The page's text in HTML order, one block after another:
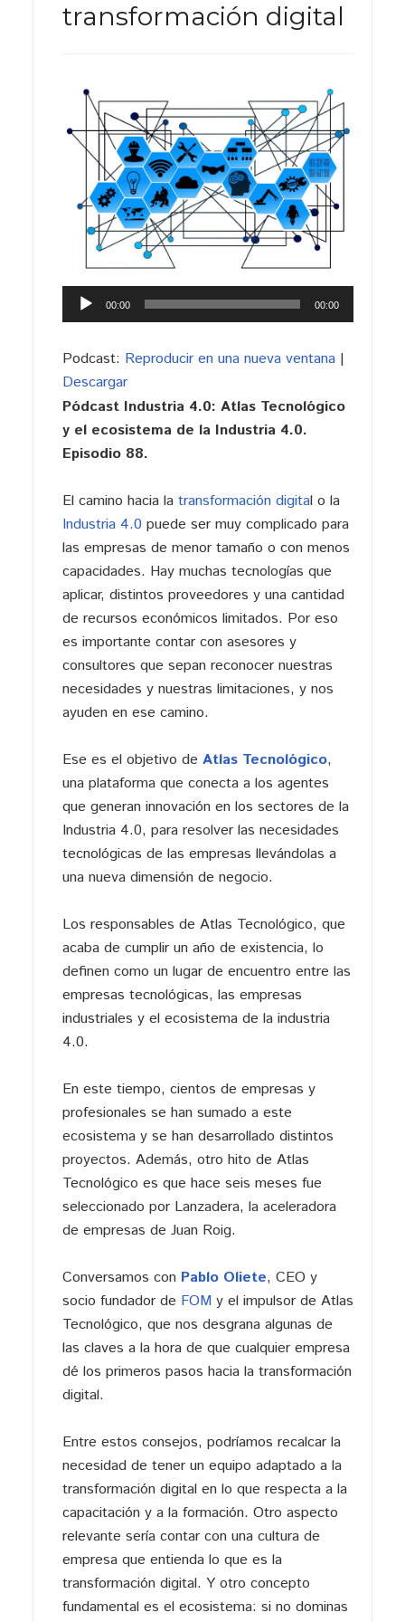
transformación digital
Reproductor
de
00:00 00:00
Podcast: Reproducir en una nueva ventana|
Descargar
Pódcast Industria 4.0: Atlas Tecnológico
y el ecosistema de la Industria 4.0.
Episodio 88.
El camino hacia la transformación digital o la
Industria 4.0puede ser muy complicado para
las empresas de menor tamaño o con menos
capacidades. Hay muchas tecnologías que
aplicar, distintos proveedores y una cantidad
de recursos económicos limitados. Por eso
es importante contar con asesores y
consultores que sepan reconocer nuestras
necesidades y nuestras limitaciones, y nos
ayuden en ese camino.
Ese es el objetivo de Atlas Tecnológico,
una plataforma que conecta a los agentes
que generan innovación en los sectores de la
Industria 4.0, para resolver las necesidades
tecnológicas de las empresas llevándolas a
una nueva dimensión de negocio.
Los responsables de Atlas Tecnológico, que
acaba de cumplir un año de existencia, lo
definen como un lugar de encuentro entre las
empresas tecnológicas, las empresas
industriales y el ecosistema de la industria
4.0.
En este tiempo, cientos de empresas y
profesionales se han sumado a este
ecosistema y se han desarrollado distintos
proyectos. Además, otro hito de Atlas
Tecnológico es que hace seis meses fue
seleccionado por Lanzadera, la aceleradora
de empresas de Juan Roig.
Conversamos con Pablo Oliete, CEO y
socio fundador de FOMy el impulsor de Atlas
Tecnológico, que nos desgrana algunas de
las claves a la hora de que cualquier empresa
dé los primeros pasos hacia la transformación
digital.
Entre estos consejos, podríamos recalcar la
necesidad de tener un equipo adaptado a la
transformación digital en lo que respecta a la
capacitación y a la formación. Otro aspecto
relevante sería contar con una cultura de
empresa que entienda lo que es la
transformación digital. Y otro concepto
fundamental es el ecosistema: si no dominas